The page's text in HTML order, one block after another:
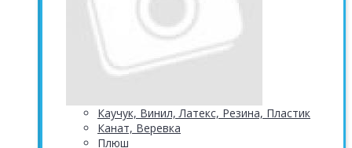
Каучук, Винил, Латекс, Резина, Пластик
Канат, Веревка
Плюш